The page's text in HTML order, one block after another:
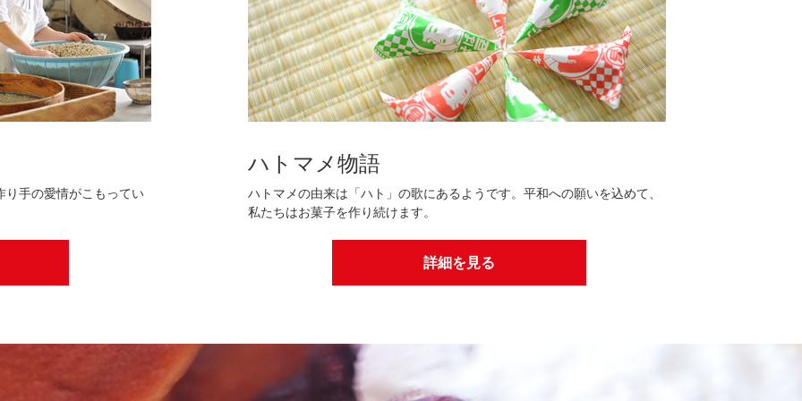
り手の愛情がこもってい
ハトマメ物語
ハトマメの由来は「ハト」の歌にあるようです。平和への願いを込めて、
私たちはお菓子を作り続けます。
詳細を見る